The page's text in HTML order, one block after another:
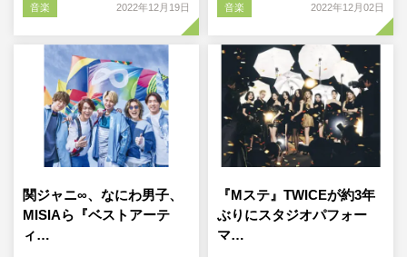
音楽 2022年12月19日 音楽 2022年12月02日
関ジャニ∞、なにわ男子、
MISIAら『ベストアーテ
ィ…
『Mステ』TWICEが約3年
ぶりにスタジオパフォー
マ…